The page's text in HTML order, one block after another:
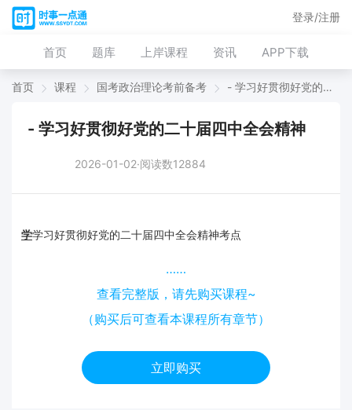
首页 题库 上岸课程 资讯 APP下载
登录/注册
首页 课程 国考政治理论考前备考 - 学习好贯彻好党的二十届四中全会精神
- 学习好贯彻好党的二十届四中全会精神
2026-01-02·阅读数12884
学学习好贯彻好党的二十届四中全会精神考点
……
查看完整版，请先购买课程~
（购买后可查看本课程所有章节）
立即购买